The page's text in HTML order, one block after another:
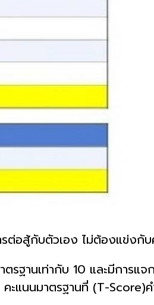
ต่อสู้กับตัวเอง ไม่ต้องแข่งกั
รฐานเท่ากับ 10 และมีการแ
ะแนนมาตรฐานที่ (T-